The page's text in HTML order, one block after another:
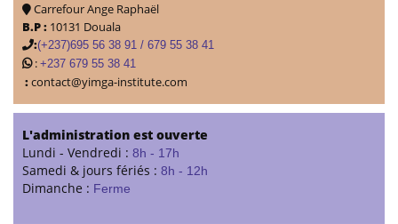
Carrefour Ange Raphaël
B.P : 10131 Douala
:(+237)695 56 38 91 / 679 55 38 41
: +237 679 55 38 41
:contact@yimga-institute.com
L'administration est ouverte
Lundi - Vendredi : 8h - 17h
Samedi & jours fériés : 8h - 12h
Dimanche : Ferme